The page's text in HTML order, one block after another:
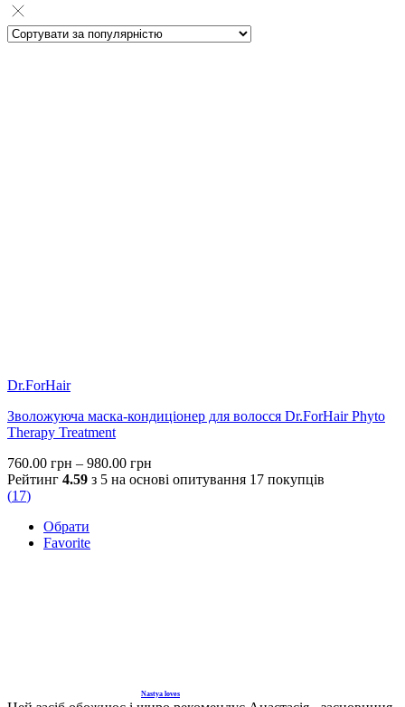
Dr.ForHair
Зволожуюча маска-кондиціонер для волосся Dr.ForHair Phyto
Therapy Treatment
760.00 грн – 980.00 грн
range:
Рейтинг 4.59 з 5 на основі опитування 17 покупців
(17)
Обрати
Favorite
Nastya loves